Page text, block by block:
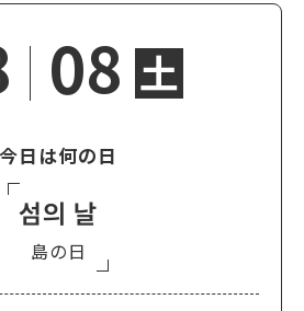
08 土
今日は何の日
섬의 날
島の日